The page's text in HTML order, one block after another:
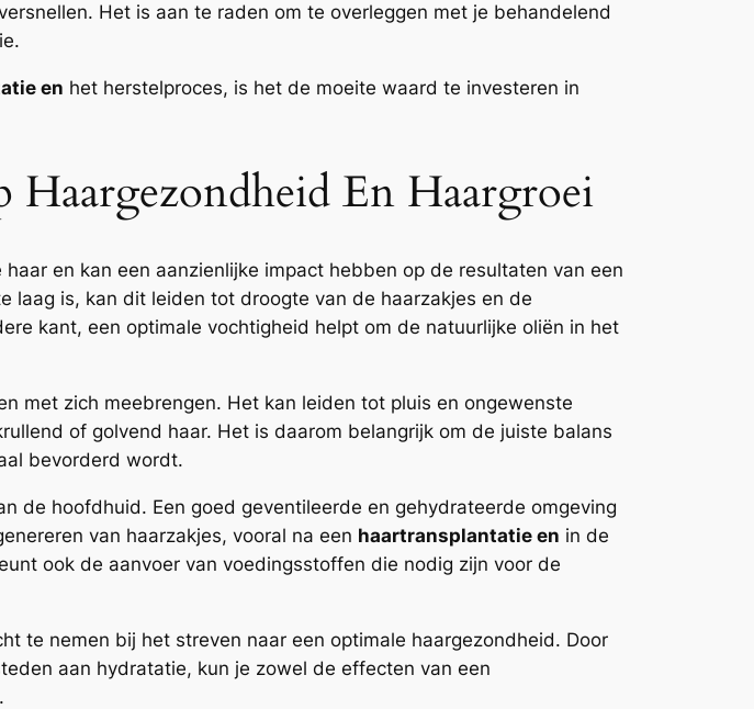
Het is aan te raden om te overleggen met je behandelend
en het herstelproces, is het de moeite waard te investeren in
En Haargroei
en kan een aanzienlijke impact hebben op de resultaten van een
laag is, kan dit leiden tot droogte van de haarzakjes en de
kant, een optimale vochtigheid helpt om de natuurlijke oliën in het
met zich meebrengen. Het kan leiden tot pluis en ongewenste
of golvend haar. Het is daarom belangrijk om de juiste balans
bevorderd wordt.
de hoofdhuid. Een goed geventileerde en gehydrateerde omgeving
van haarzakjes, vooral na een haartransplantatie en in de
ook de aanvoer van voedingsstoffen die nodig zijn voor de
te nemen bij het streven naar een optimale haargezondheid. Door
aan hydratatie, kun je zowel de effecten van een